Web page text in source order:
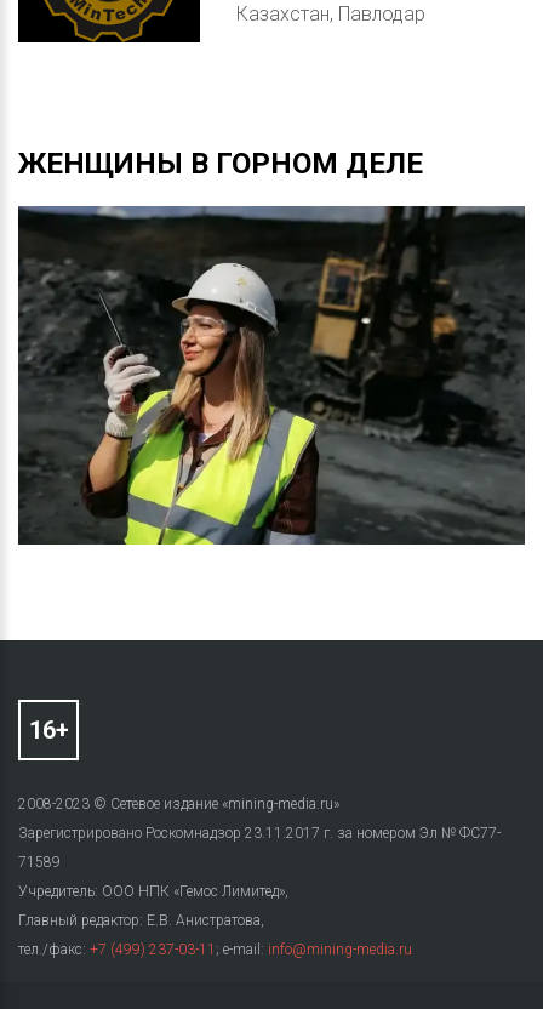
Казахстан, Павлодар
ЖЕНЩИНЫ В ГОРНОМ ДЕЛЕ
2008-2023 © Сетевое издание «mining-media.ru»
Зарегистрировано Роскомнадзор 23.11.2017 г. за номером Эл № ФС77-
71589
Учредитель: ООО НПК «Гемос Лимитед»,
Главный редактор: Е.В. Анистратова,
тел./факс: +7 (499) 237-03-11 ; e-mail: info@mining-media.ru